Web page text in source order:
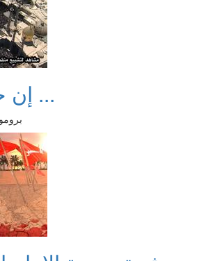
إن جدي الحسين ...